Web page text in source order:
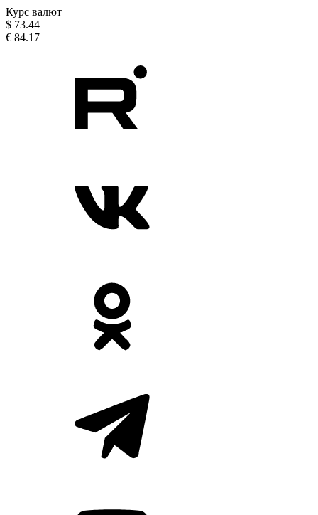
Курс валют
$ 73.44
€ 84.17